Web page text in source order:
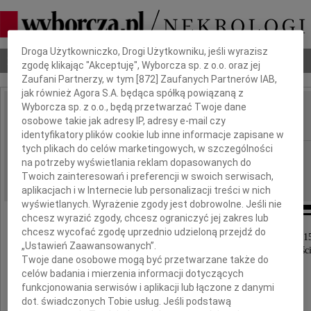
Nekrologi Odeszli Poradnik pogrzebowy
IMIĘ I NAZWISKO: Wanda Ernst
REGION: Poznań
DATA EMISJI: 06.11.2015
Z głębokim żalem zawiadamiamy, że 29 października
nasza najukochańsza Mama, Babcia, Prababcia,
Dbamy o Twoją prywatność
Droga Użytkowniczko, Drogi Użytkowniku, jeśli wyrazisz
zgodę klikając "Akceptuję", Wyborcza sp. z o.o. oraz jej
Zaufani Partnerzy, w tym [872 ] Zaufanych Partnerów IAB,
jak również Agora S.A. będąca spółką powiązaną z
Wyborcza sp. z o.o., będą przetwarzać Twoje dane
osobowe takie jak adresy IP, adresy e-mail czy
identyfikatory plików cookie lub inne informacje zapisane w
tych plikach do celów marketingowych, w szczególności
na potrzeby wyświetlania reklam dopasowanych do
Twoich zainteresowań i preferencji w swoich serwisach,
aplikacjach i w Internecie lub personalizacji treści w nich
wyświetlanych. Wyrażenie zgody jest dobrowolne. Jeśli nie
chcesz wyrazić zgody, chcesz ograniczyć jej zakres lub
chcesz wycofać zgodę uprzednio udzieloną przejdź do
„Ustawień Zaawansowanych”.
Twoje dane osobowe mogą być przetwarzane także do
celów badania i mierzenia informacji dotyczących
funkcjonowania serwisów i aplikacji lub łączone z danymi
dot. świadczonych Tobie usług. Jeśli podstawą